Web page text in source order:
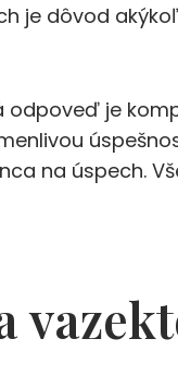
je dôvod
je
na úspech.